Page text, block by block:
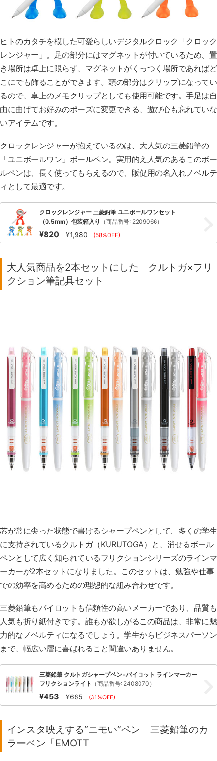
ヒトのカタチを模した可愛らしいデジタルクロック「クロック
レンジャー」。足の部分にはマグネットが付いているため、置
き場所は卓上に限らず、マグネットがくっつく場所であればど
こにでも飾ることができます。頭の部分はクリップになってい
るので、卓上のメモクリップとしても使用可能です。手足は自
由に曲げてお好みのポーズに変更できる、遊び心も忘れていな
いアイテムです。
クロックレンジャーが抱えているのは、大人気の三菱鉛筆の
「ユニボールワン」ボールペン。実用的え人気のあるこのボー
ルペンは、長く使ってもらえるので、販促用の名入れノベルテ
ィとして最適です。
クロックレンジャー 三菱鉛筆 ユニボールワンセット
（0.5mm）包装箱入り （商品番号: 2209066）
¥820 ¥1,980 (58%OFF)
大人気商品を2本セットにした クルトガ×フリ
クション筆記具セット
芯が常に尖った状態で書けるシャープペンとして、多くの学生
に支持されているクルトガ（KURUTOGA）と、消せるボール
ペンとして広く知られているフリクションシリーズのラインマ
ーカーが2本セットになりました。このセットは、勉強や仕事
での効率を高めるための理想的な組み合わせです。
三菱鉛筆もパイロットも信頼性の高いメーカーであり、品質も
人気も折り紙付きです。誰もが欲しがるこの商品は、非常に魅
力的なノベルティになるでしょう。学生からビジネスパーソン
まで、幅広い層に喜ばれること間違いありません。
三菱鉛筆 クルトガシャープペン+パイロット ラインマーカー
フリクションライト （商品番号: 2408070）
¥453 ¥665 (31%OFF)
インスタ映えする“エモい”ペン 三菱鉛筆のカ
ラーペン「EMOTT」